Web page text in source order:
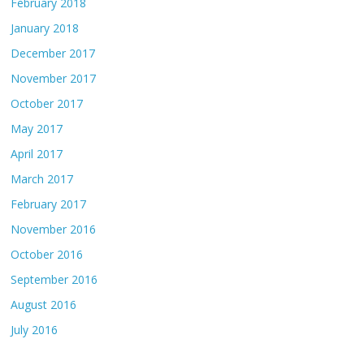
January 2018
December 2017
November 2017
October 2017
May 2017
April 2017
March 2017
February 2017
November 2016
October 2016
September 2016
August 2016
July 2016